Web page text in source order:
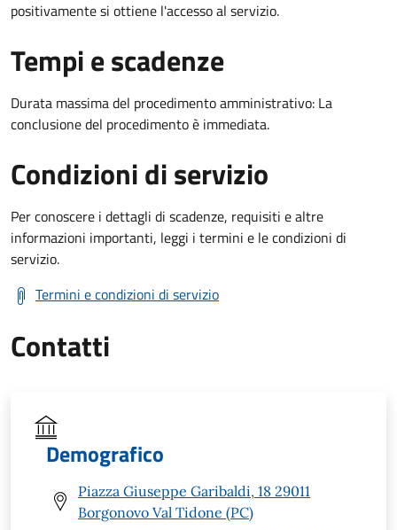
positivamente si ottiene l'accesso al servizio.
Tempi e scadenze
Durata massima del procedimento amministrativo: La
conclusione del procedimento è immediata.
Condizioni di servizio
Per conoscere i dettagli di scadenze, requisiti e altre
informazioni importanti, leggi i termini e le condizioni di
servizio.
Termini e condizioni di servizio
Contatti
Demografico
Piazza Giuseppe Garibaldi, 18 29011
Borgonovo Val Tidone (PC)